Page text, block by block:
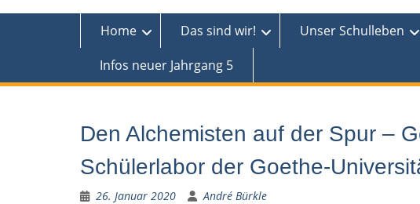
Home Das sind wir! Unser Schulleben
Infos neuer Jahrgang 5
Den Alchemisten auf der Spur –
Schülerlabor der Goethe-
26. Januar 2020 André Bürkle